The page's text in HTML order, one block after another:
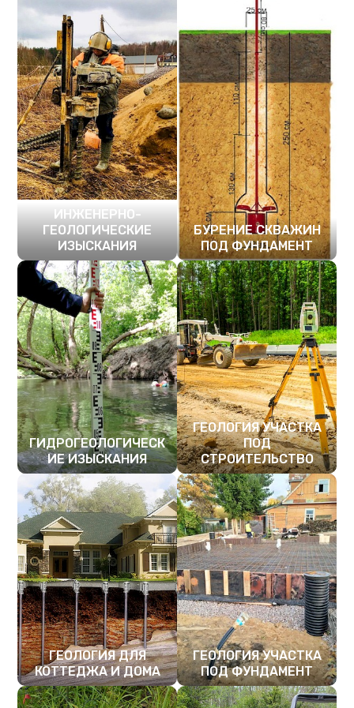
ИНЖЕНЕРНО-
ГЕОЛОГИЧЕСКИЕ
ИЗЫСКАНИЯ
ПОДРОБНЕЕ
БУРЕНИЕ СКВАЖИН
ПОД ФУНДАМЕНТ
ПОДРОБНЕЕ
ГИДРОГЕОЛОГИЧЕСК
ИЕ ИЗЫСКАНИЯ
ПОДРОБНЕЕ
ГЕОЛОГИЯ УЧАСТКА
ПОД
СТРОИТЕЛЬСТВО
ПОДРОБНЕЕ
ГЕОЛОГИЯ ДЛЯ
КОТТЕДЖА И ДОМА
ПОДРОБНЕЕ
ГЕОЛОГИЯ УЧАСТКА
ПОД ФУНДАМЕНТ
ПОДРОБНЕЕ